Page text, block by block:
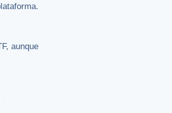
aunque